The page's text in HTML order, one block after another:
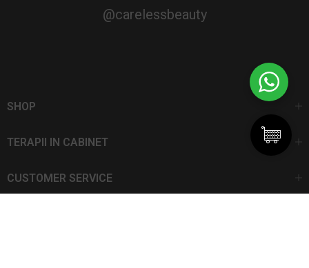
@carelessbeauty
SHOP
TERAPII IN CABINET
CUSTOMER SERVICE